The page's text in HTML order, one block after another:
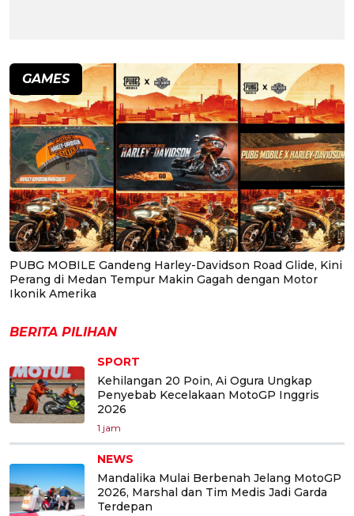
GAMES
PUBG MOBILE Gandeng Harley-Davidson Road Glide, Kini
Perang di Medan Tempur Makin Gagah dengan Motor
Ikonik Amerika
BERITA PILIHAN
SPORT
Kehilangan 20 Poin, Ai Ogura Ungkap
Penyebab Kecelakaan MotoGP Inggris
2026
1 jam
NEWS
Mandalika Mulai Berbenah Jelang MotoGP
2026, Marshal dan Tim Medis Jadi Garda
Terdepan